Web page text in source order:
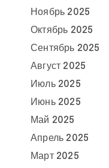
Ноябрь 2025
Октябрь 2025
Сентябрь 2025
Август 2025
Июль 2025
Июнь 2025
Май 2025
Апрель 2025
Март 2025